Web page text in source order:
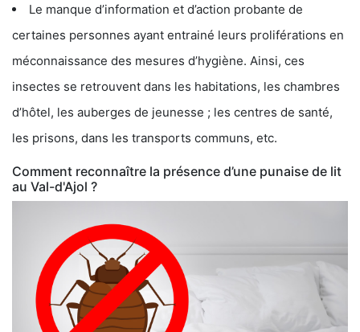
Le manque d’information et d’action probante de
certaines personnes ayant entrainé leurs proliférations en
méconnaissance des mesures d’hygiène. Ainsi, ces
insectes se retrouvent dans les habitations, les chambres
d’hôtel, les auberges de jeunesse ; les centres de santé,
les prisons, dans les transports communs, etc.
Comment reconnaître la présence d’une punaise de lit
au Val-d'Ajol ?